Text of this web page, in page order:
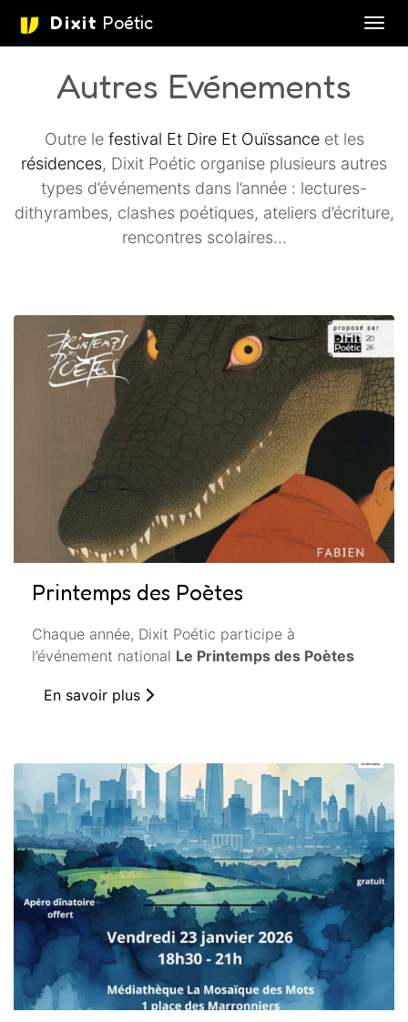
Dixit Poétic
Autres Evénements
Outre le festival Et Dire Et Ouïssanceet les
résidences, Dixit Poétic organise plusieurs autres
types d’événements dans l’année : lectures-
dithyrambes, clashes poétiques, ateliers d’écriture,
rencontres scolaires…
Printemps des Poètes
Chaque année, Dixit Poétic participe à
l’événement national Le Printemps des Poètes
En savoir plus